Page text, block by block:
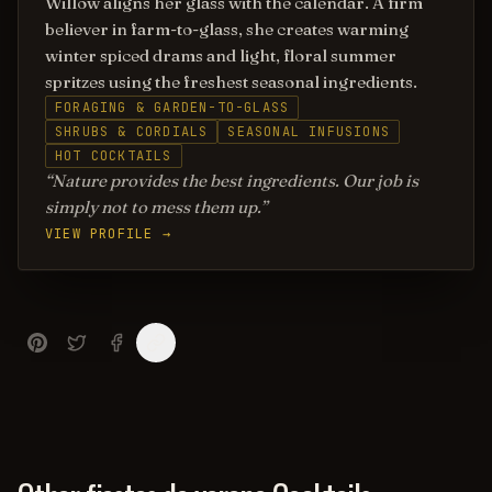
believer in farm-to-glass, she creates warming
winter spiced drams and light, floral summer
spritzes using the freshest seasonal ingredients.
FORAGING & GARDEN-TO-GLASS
SHRUBS & CORDIALS
SEASONAL INFUSIONS
HOT COCKTAILS
Nature provides the best ingredients. Our job is
simply not to mess them up.
VIEW PROFILE →